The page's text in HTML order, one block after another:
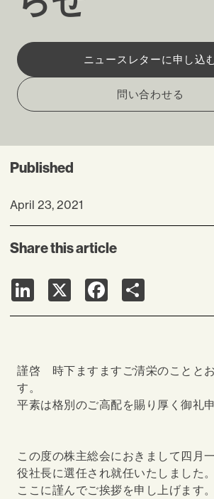
ニュースレターに申し込
問い合わせる
Published
April 23, 2021
Share this article
LinkedIn Facebook
謹啓 時下ますますご清栄のことと
す。
平素は格別のご高配を賜り厚く御礼
この度の株主総会におきまして四月
役社長に選任され就任いたしました。
ここに謹んでご挨拶を申し上げます。